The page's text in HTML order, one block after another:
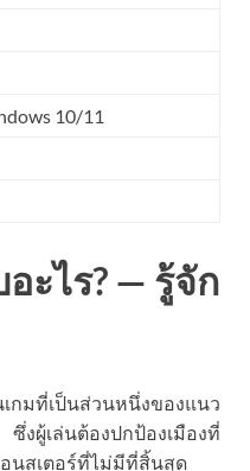
10/11
ะไร? — รู้จัก
กมที่เป็นส่วนหนึ่งของแนว
ผู้เล่นต้องปกป้องเมืองที่
นสเตอร์ที่ไม่มีที่สิ้นสุด